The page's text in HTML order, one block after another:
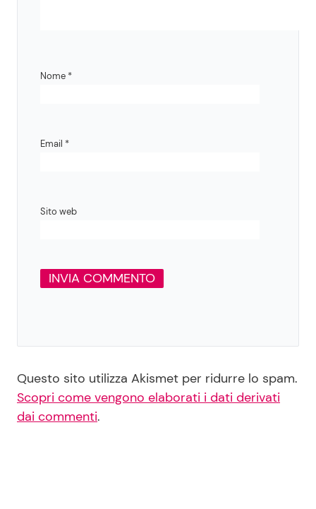
Nome *
Email *
Sito web
Questo sito utilizza Akismet per ridurre lo spam.
Scopri come vengono elaborati i dati derivati
dai commenti.